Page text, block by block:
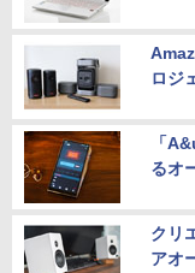
ロジ
「
るオ
クリ
アオ